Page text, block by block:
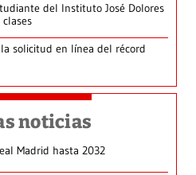
del Instituto José Dolores
solicitud en línea del récord
noticias
Madrid hasta 2032